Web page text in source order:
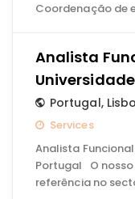
Coordenação de
Analista
Universidade
Portugal,
Services
Analista
Portugal O
referência no